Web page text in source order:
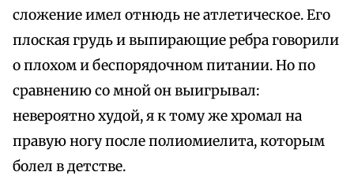
сложение имел отнюдь не атлетическое. Его
плоская грудь и выпирающие ребра говорили
о плохом и беспорядочном питании. Но по
сравнению со мной он выигрывал:
невероятно худой, я к тому же хромал на
правую ногу после полиомиелита, которым
болел в детстве.